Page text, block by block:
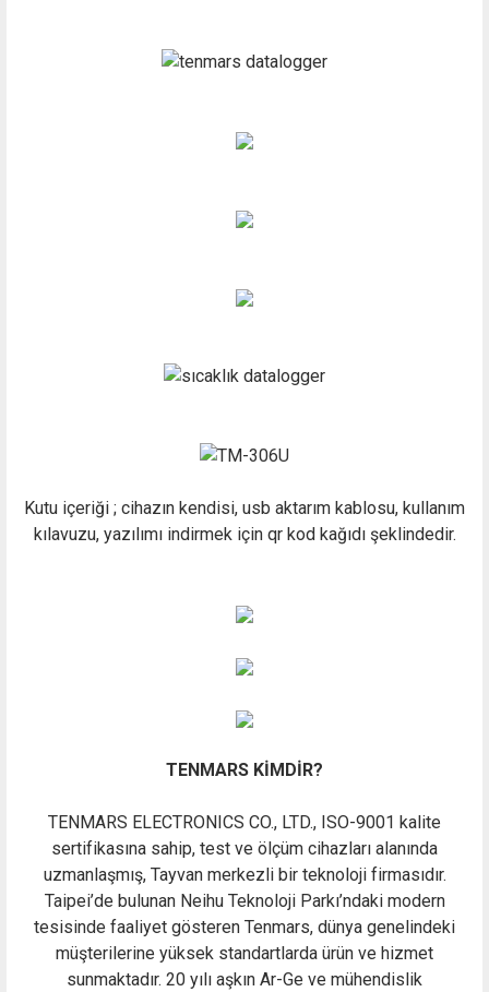
Kutu içeriği ; cihazın kendisi, usb aktarım kablosu, kullanım
kılavuzu, yazılımı indirmek için qr kod kağıdı şeklindedir.
TENMARS KİMDİR?
TENMARS ELECTRONICS CO., LTD., ISO-9001 kalite
sertifikasına sahip, test ve ölçüm cihazları alanında
uzmanlaşmış, Tayvan merkezli bir teknoloji firmasıdır.
Taipei’de bulunan Neihu Teknoloji Parkı’ndaki modern
tesisinde faaliyet gösteren Tenmars, dünya genelindeki
müşterilerine yüksek standartlarda ürün ve hizmet
sunmaktadır. 20 yılı aşkın Ar-Ge ve mühendislik